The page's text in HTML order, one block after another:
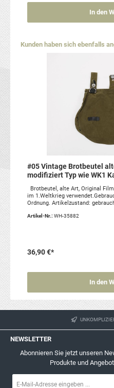
In den
Produktgalerie überspringen
Kunden haben sich ebenfalls
#05 Vintage Brotbeutel
modifiziert Typ wie WK1
Brotbeutel, alte Art, Original
im 1.Weltkrieg
Ordnung. Artikelzustand:
Artikel-Nr.: WH-35882
36,90 €*
In den
NEWSLETTER
Abonnieren Sie jetzt unseren
Produkte und